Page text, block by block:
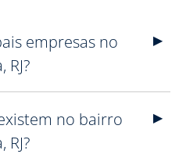
empresas no
no bairro